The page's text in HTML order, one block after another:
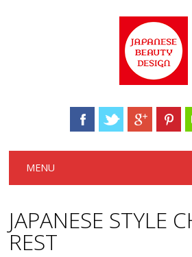
Main menu
MENU
JAPANESE STYLE
REST